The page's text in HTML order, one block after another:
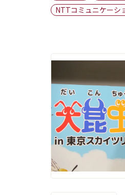
NTTコミュニケーシ